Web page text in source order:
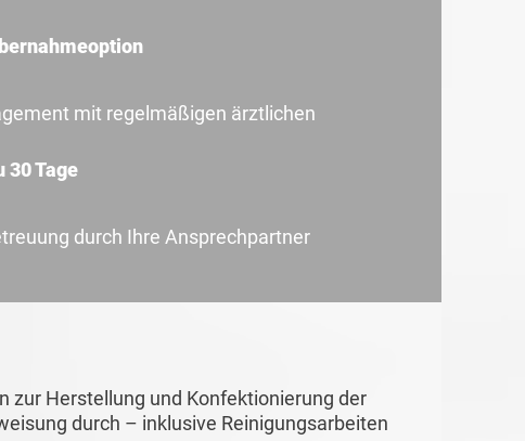
mit regelmäßigen ärztlichen
30 Tage
durch Ihre Ansprechpartner
zur Herstellung und Konfektionierung der
durch – inklusive Reinigungsarbeiten